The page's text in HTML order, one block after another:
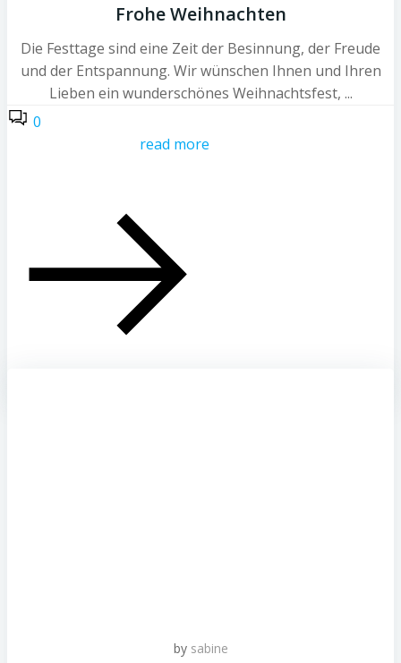
Frohe Weihnachten
Die Festtage sind eine Zeit der Besinnung, der Freude
und der Entspannung. Wir wünschen Ihnen und Ihren
Lieben ein wunderschönes Weihnachtsfest, ...
0
read more
by sabine